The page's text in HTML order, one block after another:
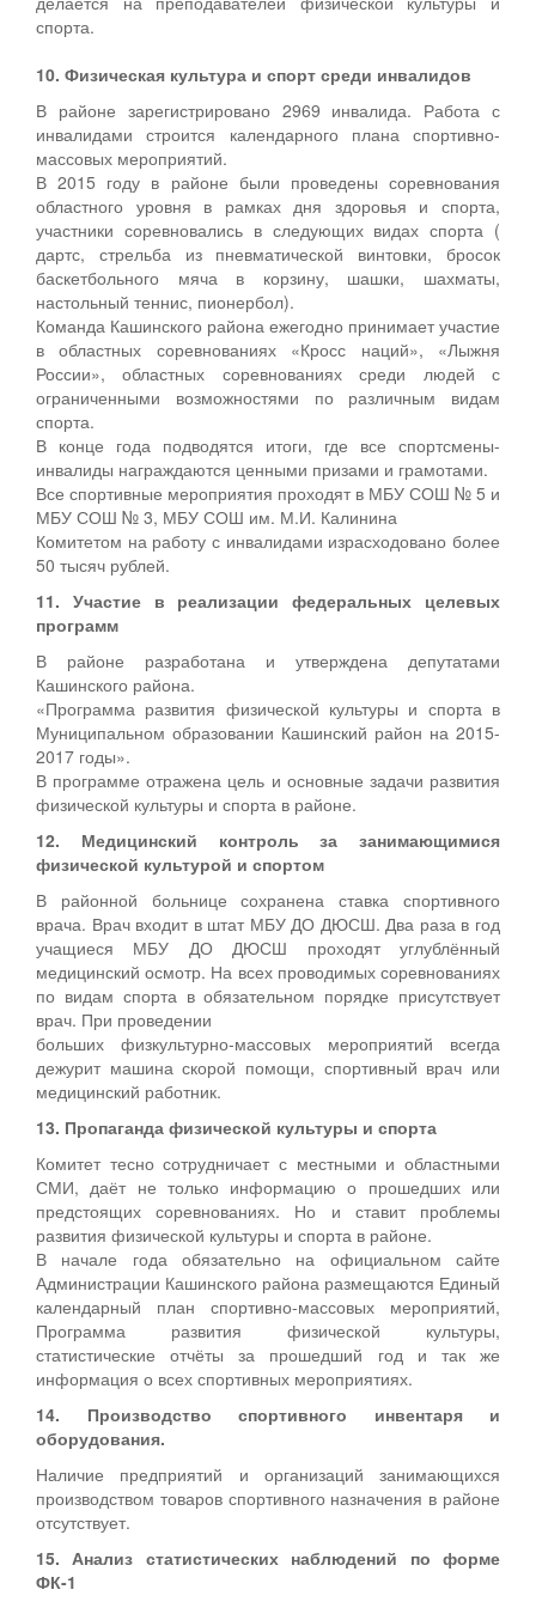
спорта.
10. Физическая культура и спорт среди инвалидов
В районе зарегистрировано 2969 инвалида. Работа с
инвалидами строится календарного плана спортивно-
массовых мероприятий.
В 2015 году в районе были проведены соревнования
областного уровня в рамках дня здоровья и спорта,
участники соревновались в следующих видах спорта (
дартс, стрельба из пневматической винтовки, бросок
баскетбольного мяча в корзину, шашки, шахматы,
настольный теннис, пионербол).
Команда Кашинского района ежегодно принимает участие
в областных соревнованиях «Кросс наций», «Лыжня
России», областных соревнованиях среди людей с
ограниченными возможностями по различным видам
спорта.
В конце года подводятся итоги, где все спортсмены-
инвалиды награждаются ценными призами и грамотами.
Все спортивные мероприятия проходят в МБУ СОШ № 5 и
МБУ СОШ № 3, МБУ СОШ им. М.И. Калинина
Комитетом на работу с инвалидами израсходовано более
50 тысяч рублей.
11. Участие в реализации федеральных целевых
программ
В районе разработана и утверждена депутатами
Кашинского района.
«Программа развития физической культуры и спорта в
Муниципальном образовании Кашинский район на 2015-
2017 годы».
В программе отражена цель и основные задачи развития
физической культуры и спорта в районе.
12. Медицинский контроль за занимающимися
физической культурой и спортом
В районной больнице сохранена ставка спортивного
врача. Врач входит в штат МБУ ДО ДЮСШ. Два раза в год
учащиеся МБУ ДО ДЮСШ проходят углублённый
медицинский осмотр. На всех проводимых соревнованиях
по видам спорта в обязательном порядке присутствует
врач. При проведении
больших физкультурно-массовых мероприятий всегда
дежурит машина скорой помощи, спортивный врач или
медицинский работник.
13. Пропаганда физической культуры и спорта
Комитет тесно сотрудничает с местными и областными
СМИ, даёт не только информацию о прошедших или
предстоящих соревнованиях. Но и ставит проблемы
развития физической культуры и спорта в районе.
В начале года обязательно на официальном сайте
Администрации Кашинского района размещаются Единый
календарный план спортивно-массовых мероприятий,
Программа развития физической культуры,
статистические отчёты за прошедший год и так же
информация о всех спортивных мероприятиях.
14. Производство спортивного инвентаря и
оборудования.
Наличие предприятий и организаций занимающихся
производством товаров спортивного назначения в районе
отсутствует.
15. Анализ статистических наблюдений по форме
ФК-1